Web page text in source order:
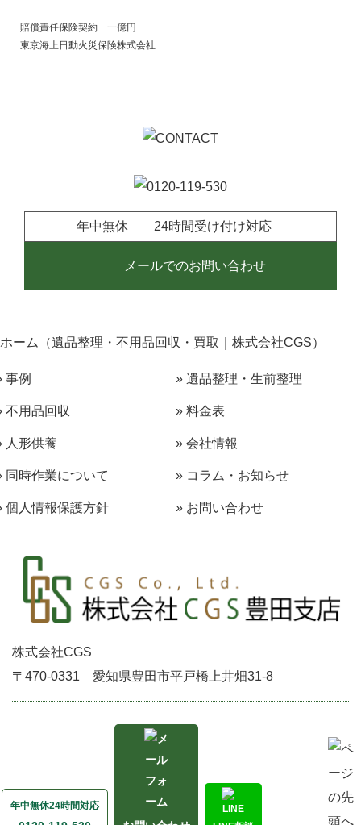
■ 2025/01/03
安城市で市営住宅の『物置小屋の解体撤去』もお任せ｜安城
豊明市で『勉強机』の戸建て2階からの【搬出・回収・買い取
賠償責任保険契約 一億円
東京海上日動火災保険株式会社
年中無休 24時間受け付け対応
メールでのお問い合わせ
ホーム（遺品整理・不用品回収・買取｜株式会社CGS）
事例 » 遺品整理・生前整理
不用品回収 » 料金表
人形供養 » 会社情報
同時作業について » コラム・お知らせ
個人情報保護方針 » お問い合わせ
株式会社CGS
〒470-0331 愛知県豊田市平戸橋上井畑31-8
お問い合わせ>
年中無休24時間対応